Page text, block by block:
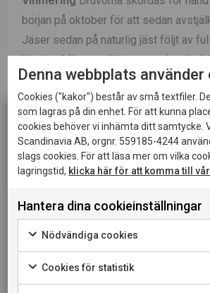
början på oktober för att sedan
Jäser sedan på naturlig jäst följt av
jäsning. Minsta möjliga
filtrering vid buteljering.
LagringGeyserville har lagrats 16
lufttorkad amerikansk ek (15% nya,
10% två år gamla, 30% tre år gamla,
LADDA NER
LADDA NER
Denna webbplats
Cookies ("kakor") består av små textfiler.
som lagras på din enhet. För att kunna
cookies behöver vi inhämta ditt samtycke.
Scandinavia AB, orgnr. 559185-4244
slags cookies. För att läsa mer om vilka
lagringstid, klicka här för att komma till
Hantera dina cookieinställningar
Nödvändiga cookies
Cookies för statistik
Denna sida innehåller information
drycker och riktar sig till dig
När jag bekräftar att jag är 20 år
jag också att webbplatsen